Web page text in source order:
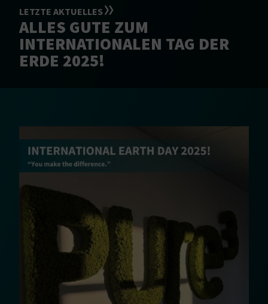
LETZTE AKTUELLES
ALLES GUTE ZUM
INTERNATIONALEN TAG DER
ERDE 2025!